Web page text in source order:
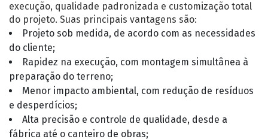
execução, qualidade padronizada e customização total
do projeto. Suas principais vantagens são:
Projeto sob medida, de acordo com as necessidades
do cliente;
Rapidez na execução, com montagem simultânea à
preparação do terreno;
Menor impacto ambiental, com redução de resíduos
e desperdícios;
Alta precisão e controle de qualidade, desde a
fábrica até o canteiro de obras;